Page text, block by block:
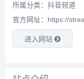
所属分类： 抖音频道
官方网址：https://
进入网站